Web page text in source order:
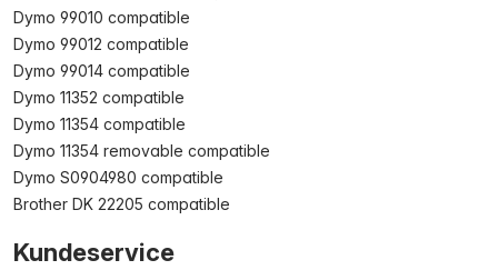
Dymo 99010 compatible
Dymo 99012 compatible
Dymo 99014 compatible
Dymo 11352 compatible
Dymo 11354 compatible
Dymo 11354 removable compatible
Dymo S0904980 compatible
Brother DK 22205 compatible
Kundeservice